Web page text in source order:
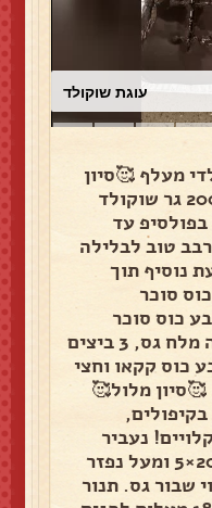
עוגת שוקולד
מעלף 🥰סיון
מלול🥰 במיקרו נמיס 200 גר שוקולד
חמאה בפולסיפ עד
טוב לבלילה
נוסיף תוך
סוכר
כוס סוכר
רגיל,וחצי כפית שטוחה מלח גס, 3 ביצים
כוס קקאו וחצי
מלול🥰
בקיפולים,
נעביר
לתבנית מלבנית גודל 20×5 ומעל נפזר
שבור גס. תנור